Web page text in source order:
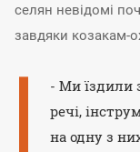
селян невідомі
завдяки козакам-
- Ми їздили
речі,
на одну з